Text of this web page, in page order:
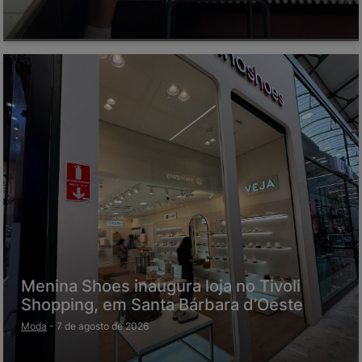
Menina Shoes inaugura loja no Tivoli
Shopping, em Santa Bárbara d’Oeste
Moda - 7 de agosto de 2026